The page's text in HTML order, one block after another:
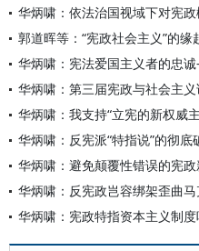
华炳啸：依法治国视域下对宪
郭道晖等：“宪政社会主义”的缘
华炳啸：宪法爱国主义者的忠
华炳啸：第三届宪政与社会主
华炳啸：我支持“立宪的新权威
华炳啸：反宪派“特指说”的彻底
华炳啸：避免颠覆性错误的宪政
华炳啸：反宪政岂容绑架歪曲马
华炳啸：宪政特指资本主义制度